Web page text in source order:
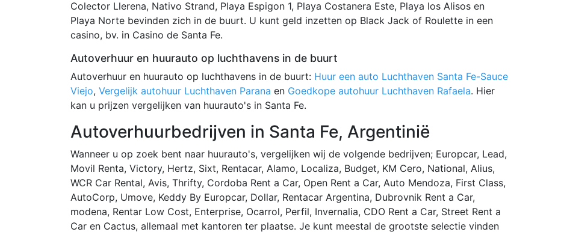
Colector Llerena, Nativo Strand, Playa Espigon 1, Playa Costanera Este, Playa los Alisos en
Playa Norte bevinden zich in de buurt. U kunt geld inzetten op Black Jack of Roulette in een
casino, bv. in Casino de Santa Fe.
Autoverhuur en huurauto op luchthavens in de buurt
Autoverhuur en huurauto op luchthavens in de buurt: Huur een auto Luchthaven Santa Fe-Sauce
Viejo, Vergelijk autohuur Luchthaven Parana en Goedkope autohuur Luchthaven Rafaela. Hier
kan u prijzen vergelijken van huurauto's in Santa Fe.
Autoverhuurbedrijven in Santa Fe, Argentinië
Wanneer u op zoek bent naar huurauto's, vergelijken wij de volgende bedrijven; Europcar, Lead,
Movil Renta, Victory, Hertz, Sixt, Rentacar, Alamo, Localiza, Budget, KM Cero, National, Alius,
WCR Car Rental, Avis, Thrifty, Cordoba Rent a Car, Open Rent a Car, Auto Mendoza, First Class,
AutoCorp, Umove, Keddy By Europcar, Dollar, Rentacar Argentina, Dubrovnik Rent a Car,
modena, Rentar Low Cost, Enterprise, Ocarrol, Perfil, Invernalia, CDO Rent a Car, Street Rent a
Car en Cactus, allemaal met kantoren ter plaatse. Je kunt meestal de grootste selectie vinden